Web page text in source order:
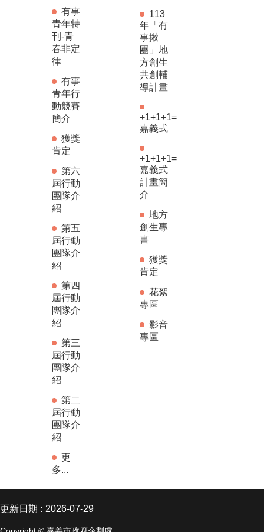
有事
青年特
刊-青
春非定
律
有事
青年行
動競賽
簡介
獲獎
肯定
第六
屆行動
團隊介
紹
第五
屆行動
團隊介
紹
第四
屆行動
團隊介
紹
第三
屆行動
團隊介
紹
第二
屆行動
團隊介
紹
更
多...
113
年「有
事揪
團」地
方創生
共創輔
導計畫
+1+1+1=
嘉義式
+1+1+1=
嘉義式
計畫簡
介
地方
創生專
書
獲獎
肯定
花絮
專區
影音
專區
更新日期 2026-07-29